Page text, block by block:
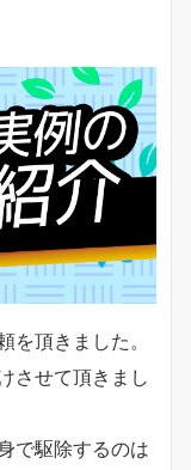
を頂きました。
させて頂きまし
で駆除するのは